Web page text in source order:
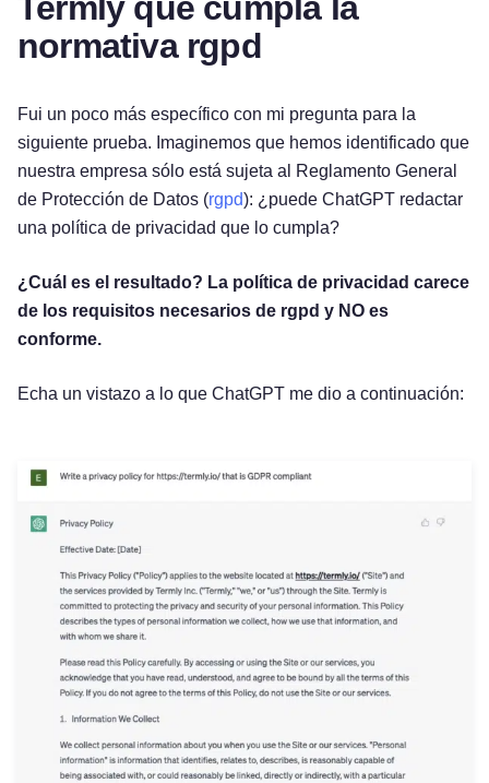
normativa rgpd
Fui un poco más específico con mi pregunta para la
siguiente prueba. Imaginemos que hemos identificado que
nuestra empresa sólo está sujeta al Reglamento General
de Protección de Datos (rgpd): ¿puede ChatGPT redactar
una política de privacidad que lo cumpla?
¿Cuál es el resultado? La política de privacidad carece
de los requisitos necesarios de rgpd y NO es
conforme.
Echa un vistazo a lo que ChatGPT me dio a continuación: